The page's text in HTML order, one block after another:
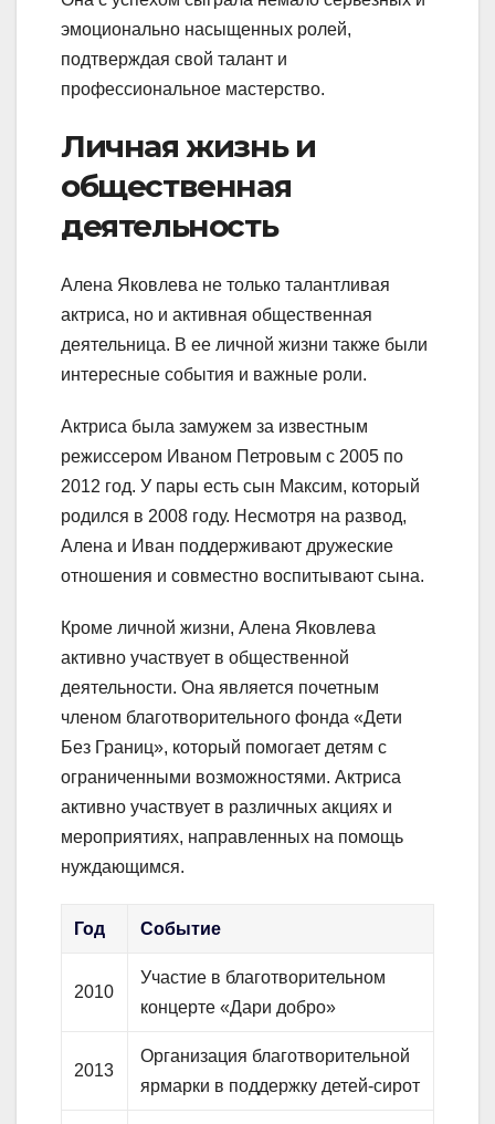
эмоционально насыщенных ролей,
подтверждая свой талант и
профессиональное мастерство.
Личная жизнь и
общественная
деятельность
Алена Яковлева не только талантливая
актриса, но и активная общественная
деятельница. В ее личной жизни также были
интересные события и важные роли.
Актриса была замужем за известным
режиссером Иваном Петровым с 2005 по
2012 год. У пары есть сын Максим, который
родился в 2008 году. Несмотря на развод,
Алена и Иван поддерживают дружеские
отношения и совместно воспитывают сына.
Кроме личной жизни, Алена Яковлева
активно участвует в общественной
деятельности. Она является почетным
членом благотворительного фонда «Дети
Без Границ», который помогает детям с
ограниченными возможностями. Актриса
активно участвует в различных акциях и
мероприятиях, направленных на помощь
нуждающимся.
Год Событие
2010
Участие в благотворительном
концерте «Дари добро»
2013
Организация благотворительной
ярмарки в поддержку детей-сирот